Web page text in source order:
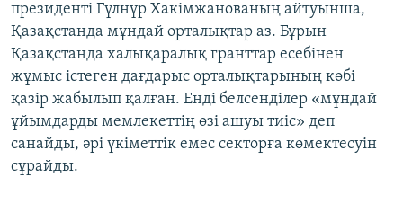
президенті Гүлнұр Хакімжанованың айтуынша,
Қазақстанда мұндай орталықтар аз. Бұрын
Қазақстанда халықаралық гранттар есебінен
жұмыс істеген дағдарыс орталықтарының көбі
қазір жабылып қалған. Енді белсенділер «мұндай
ұйымдарды мемлекеттің өзі ашуы тиіс» деп
санайды, әрі үкіметтік емес секторға көмектесуін
сұрайды.